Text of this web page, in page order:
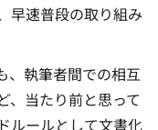
早速普段の取り組み
、執筆者間での相互
、当たり前と思って
ルールとして文書化